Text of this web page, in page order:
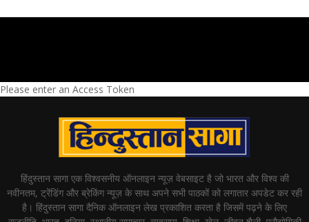
Please enter an Access Token
हिंदुस्तान सागा एक विश्वसनीय ऑनलाइन न्यूज़ वेबसाइट है जो भारत और विश्व की
नवीनतम, ट्रेंडिंग और ब्रेकिंग न्यूज़ के साथ अपने सभी पाठकों को लगातार अपडेट कर रही
है। हिंदुस्तान सागा दैनिक ऑनलाइन लेख प्रकाशित करता है जिसमें पढ़ने के लिए